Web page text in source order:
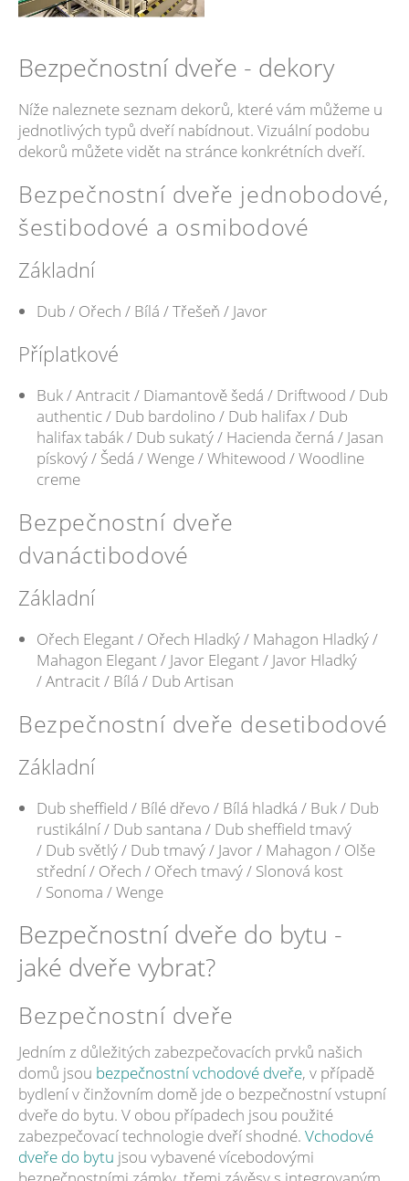
Bezpečnostní dveře - dekory
Níže naleznete seznam dekorů, které vám můžeme u
jednotlivých typů dveří nabídnout. Vizuální podobu
dekorů můžete vidět na stránce konkrétních dveří.
Bezpečnostní dveře jednobodové,
šestibodové a osmibodové
Základní
Dub / Ořech / Bílá / Třešeň / Javor
Příplatkové
Buk / Antracit / Diamantově šedá / Driftwood / Dub
authentic / Dub bardolino / Dub halifax / Dub
halifax tabák / Dub sukatý / Hacienda černá / Jasan
pískový / Šedá / Wenge / Whitewood / Woodline
creme
Bezpečnostní dveře
dvanáctibodové
Základní
Ořech Elegant / Ořech Hladký / Mahagon Hladký /
Mahagon Elegant / Javor Elegant / Javor Hladký
/ Antracit / Bílá / Dub Artisan
Bezpečnostní dveře desetibodové
Základní
Dub sheffield / Bílé dřevo / Bílá hladká / Buk / Dub
rustikální / Dub santana / Dub sheffield tmavý
/ Dub světlý / Dub tmavý / Javor / Mahagon / Olše
střední / Ořech / Ořech tmavý / Slonová kost
/ Sonoma / Wenge
Bezpečnostní dveře do bytu -
jaké dveře vybrat?
Bezpečnostní dveře
Jedním z důležitých zabezpečovacích prvků našich
domů jsou bezpečnostní vchodové dveře, v případě
bydlení v činžovním domě jde o bezpečnostní vstupní
dveře do bytu. V obou případech jsou použité
zabezpečovací technologie dveří shodné. Vchodové
dveře do bytu jsou vybavené vícebodovými